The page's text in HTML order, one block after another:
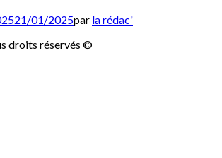
21/01/2025par la rédac'
droits réservés ©